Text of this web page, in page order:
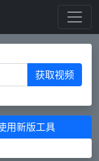
获取视频
用新版工具